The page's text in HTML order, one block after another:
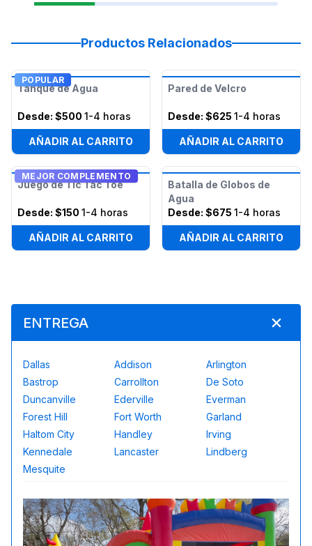
Productos Relacionados
POPULAR
Tanque de Agua
Desde: $500 1-4 horas
AÑADIR AL CARRITO
Pared de Velcro
Desde: $625 1-4 horas
AÑADIR AL CARRITO
MEJOR COMPLEMENTO
Juego de Tic Tac Toe
Desde: $150 1-4 horas
AÑADIR AL CARRITO
Batalla de Globos de
Agua
Desde: $675 1-4 horas
AÑADIR AL CARRITO
ENTREGA
Dallas Addison
Arlington
Bastrop
Carrollton
De Soto
Duncanville
Ederville
Everman
Forest Hill
Fort Worth
Garland
Haltom City
Handley
Irving
Kennedale
Lancaster
Lindberg
Mesquite